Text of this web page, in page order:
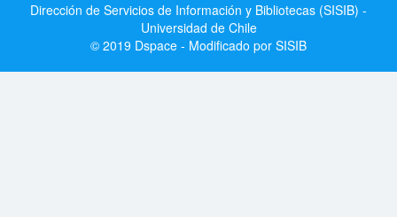
Dirección de Servicios de Información y Bibliotecas (SISIB) -
Universidad de Chile
© 2019 Dspace - Modificado por SISIB